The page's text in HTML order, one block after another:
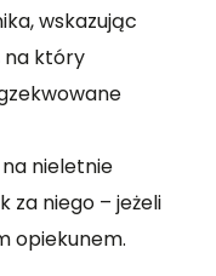
wskazując
na który
nieletnie
za niego – jeżeli
opiekunem.